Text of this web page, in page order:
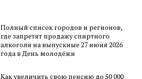
Полный список городов и регионов,
где запретят продажу спиртного
алкоголя на выпускные 27 июня 2026
года в День молодёжи
Как увеличить свою пенсию до 50 000